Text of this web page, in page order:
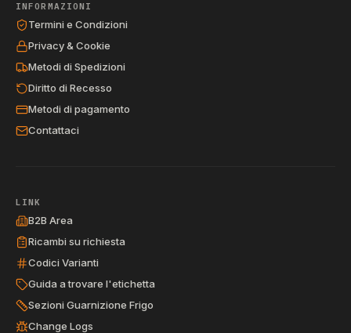
INFORMAZIONI
Termini e Condizioni
Privacy & Cookie
Metodi di Spedizioni
Diritto di Recesso
Metodi di pagamento
Contattaci
LINK
B2B Area
Ricambi su richiesta
Codici Varianti
Guida a trovare l'etichetta
Sezioni Guarnizione Frigo
Change Logs